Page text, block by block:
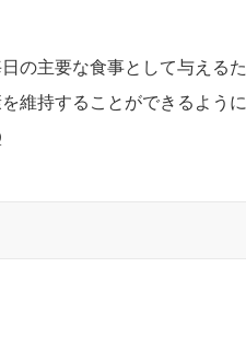
の主要な食事として与えるた
持することができるよう